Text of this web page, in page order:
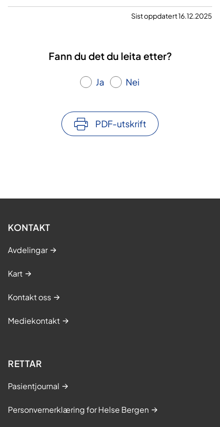
Sist oppdatert 16.12.2025
Fann du det du leita etter?
Ja Nei
PDF-utskrift
KONTAKT
Avdelingar
Kart
Kontakt oss
Mediekontakt
RETTAR
Pasientjournal
Personvernerklæring for Helse Bergen